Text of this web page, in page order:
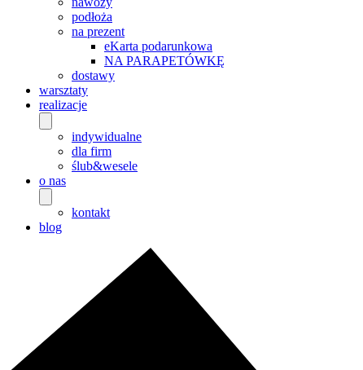
podłoża
na prezent
eKarta podarunkowa
NA PARAPETÓWKĘ
dostawy
warsztaty
realizacje
indywidualne
dla firm
ślub&wesele
o nas
kontakt
blog